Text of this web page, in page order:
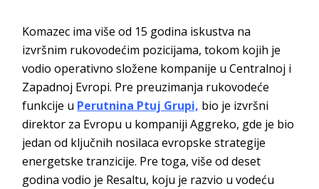
Komazec ima više od 15 godina iskustva na
izvršnim rukovodećim pozicijama, tokom kojih je
vodio operativno složene kompanije u Centralnoj i
Zapadnoj Evropi. Pre preuzimanja rukovodeće
funkcije u Perutnina Ptuj Grupi, bio je izvršni
direktor za Evropu u kompaniji Aggreko, gde je bio
jedan od ključnih nosilaca evropske strategije
energetske tranzicije. Pre toga, više od deset
godina vodio je Resaltu, koju je razvio u vodeću